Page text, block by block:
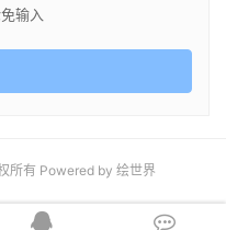
输入
所有 Powered by 绘世界